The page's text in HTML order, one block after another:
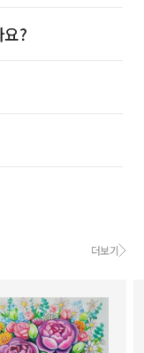
?
더보기